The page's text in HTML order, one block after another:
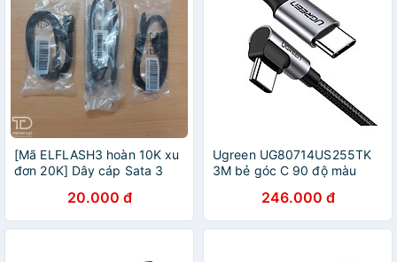
[Mã ELFLASH3 hoàn 10K xu
đơn 20K] Dây cáp Sata 3
máy - Cáp HDD Sata 3
20.000 đ
Ugreen UG80714US255TK
3M bẻ góc C 90 độ màu
sạc và truyền dữ liệu từ máy
tính ra điện thoại - HÀNG
CHÍNH HÃNG
246.000 đ